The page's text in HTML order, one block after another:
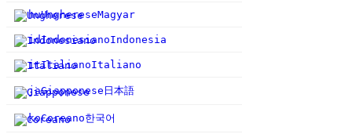
huUnghereseMagyar
idIndonesianoIndonesia
itItalianoItaliano
jaGiapponese 日本語
koCoreano한국어